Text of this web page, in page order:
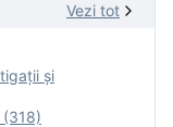
Vezi tot
şi
(318)